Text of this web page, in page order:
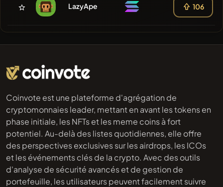
LazyApe 106
Coinvote est une plateforme d'agrégation de
cryptomonnaies leader, mettant en avant les tokens en
phase initiale, les NFTs et les meme coins à fort
potentiel. Au-delà des listes quotidiennes, elle offre
des perspectives exclusives sur les airdrops, les ICOs
et les événements clés de la crypto. Avec des outils
d'analyse de sécurité avancés et de gestion de
portefeuille, les utilisateurs peuvent facilement suivre